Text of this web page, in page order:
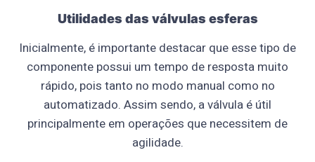
Utilidades das válvulas esferas
Inicialmente, é importante destacar que esse tipo de
componente possui um tempo de resposta muito
rápido, pois tanto no modo manual como no
automatizado. Assim sendo, a válvula é útil
principalmente em operações que necessitem de
agilidade.